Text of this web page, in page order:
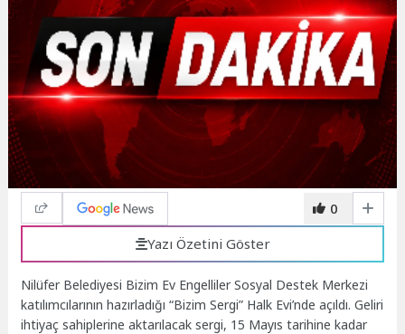
0
Yazı Özetini Göster
Nilüfer Belediyesi Bizim Ev Engelliler Sosyal Destek Merkezi
katılımcılarının hazırladığı “Bizim Sergi” Halk Evi’nde açıldı. Geliri
ihtiyaç sahiplerine aktarılacak sergi, 15 Mayıs tarihine kadar